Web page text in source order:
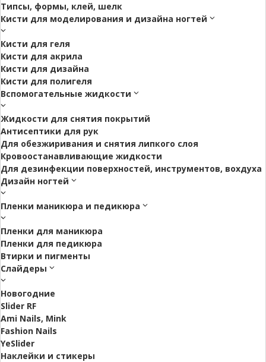
Типсы, формы, клей, шелк
Кисти для моделирования и дизайна ногтей
Кисти для геля
Кисти для акрила
Кисти для дизайна
Кисти для полигеля
Вспомогательные жидкости
Жидкости для снятия покрытий
Антисептики для рук
Для обезжиривания и снятия липкого слоя
Кровоостанавливающие жидкости
Для дезинфекции поверхностей, инструментов, вохдуха
Дизайн ногтей
Пленки маникюра и педикюра
Пленки для маникюра
Пленки для педикюра
Втирки и пигменты
Слайдеры
Новогодние
Slider RF
Ami Nails, Mink
Fashion Nails
YeSlider
Наклейки и стикеры